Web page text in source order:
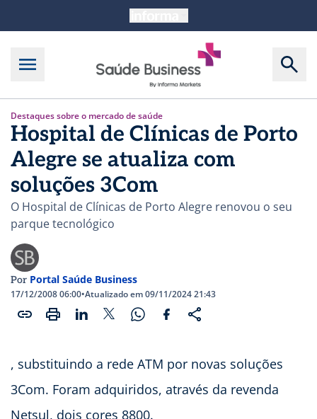
Destaques sobre o mercado de saúde
Hospital de Clínicas de Porto
Alegre se atualiza com
soluções 3Com
O Hospital de Clínicas de Porto Alegre renovou o seu
parque tecnológico
Por Portal Saúde Business
17/12/2008 06:00•Atualizado em 09/11/2024 21:43
, substituindo a rede ATM por novas soluções
3Com. Foram adquiridos, através da revenda
Netsul, dois cores 8800.